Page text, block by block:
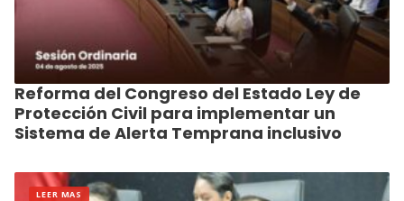
Reforma del Congreso del Estado Ley de
Protección Civil para implementar un
Sistema de Alerta Temprana inclusivo
LEER MAS